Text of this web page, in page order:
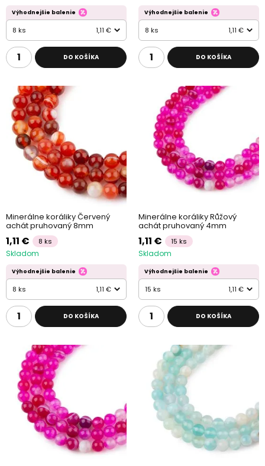
Výhodnejšie balenie
8 ks 1,11 €
DO KOŠÍKA
Výhodnejšie balenie
8 ks 1,11 €
DO KOŠÍKA
Minerálne koráliky Červený
achát pruhovaný 8mm
1,11 € 8 ks
Skladom
Výhodnejšie balenie
8 ks 1,11 €
DO KOŠÍKA
Minerálne koráliky Růžový
achát pruhovaný 4mm
1,11 € 15 ks
Skladom
Výhodnejšie balenie
15 ks 1,11 €
DO KOŠÍKA